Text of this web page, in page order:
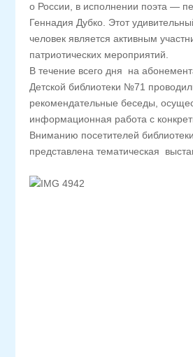
о России, в исполнении поэта —
Геннадия Дубко. Этот
человек является активным
патриотических мероприятий.
В течение всего дня на
Детской библиотеки №71
рекомендательные беседы,
информационная работа с
Вниманию посетителей
представлена тематическая